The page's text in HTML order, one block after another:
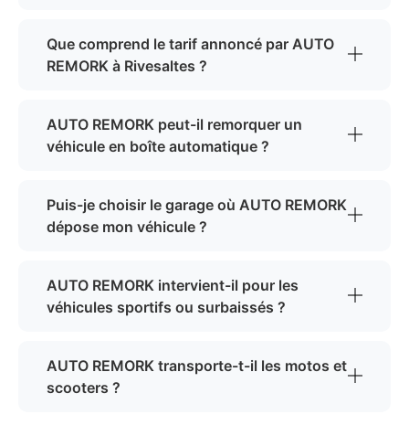
Que comprend le tarif annoncé par AUTO
REMORK à Rivesaltes ?
AUTO REMORK peut-il remorquer un
véhicule en boîte automatique ?
Puis-je choisir le garage où AUTO REMORK
dépose mon véhicule ?
AUTO REMORK intervient-il pour les
véhicules sportifs ou surbaissés ?
AUTO REMORK transporte-t-il les motos et
scooters ?